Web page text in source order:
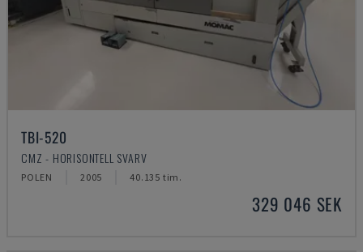
TBI-520
CMZ - HORISONTELL SVARV
POLEN 2005 40.135 tim.
329 046 SEK